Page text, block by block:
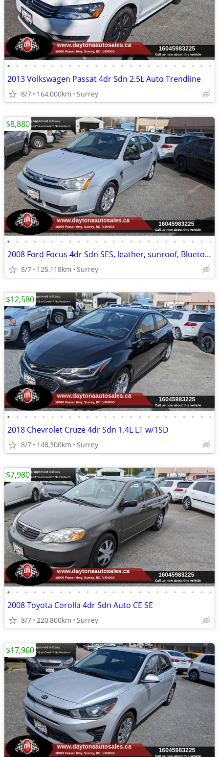
• • • • • • • • • • • • • • • • • • • • • • • •
2013 Volkswagen Passat 4dr Sdn 2.5L Auto Trendline
8/7 164,000km Surrey
• • • • • • • • • • • • • • • • • • • • • • • •
2008 Ford Focus 4dr Sdn SES, leather, sunroof, Bluetooth,
8/7 125,118km Surrey
$8,880
• • • • • • • • • • • • • • • • • • • • • • • •
2018 Chevrolet Cruze 4dr Sdn 1.4L LT w/1SD
8/7 148,300km Surrey
$12,580
• • • • • • • • • • • • • • • • • • • • • • • •
2008 Toyota Corolla 4dr Sdn Auto CE SE
8/7 220,800km Surrey
$7,980
$17,960